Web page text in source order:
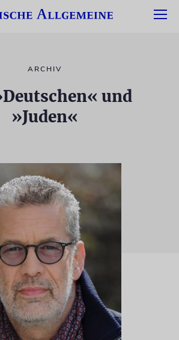
ARCHIV
und
»Juden«